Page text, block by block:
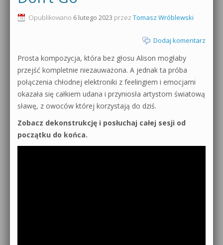
Produkcja muzyczna od podstaw
Sound Forge od podstaw
Dubstep z syntezatorem Massive
Kontakt 5 Kompendium
Pakiety
0dB.pl - informacje
Materiały dla mediów
Archiwum aktualności
Polityka prywatności
Regulamin
Działanie sklepu internetowego
Opublikowano 6 lutego 2023 przez Tomasz Wróblewski
Dodaj komentarz
Prosta kompozycja, która bez głosu Alison mogłaby
przejść kompletnie niezauważona. A jednak ta próba
połączenia chłodnej elektroniki z feelingiem i emocjami
okazała się całkiem udana i przyniosła artystom światową
sławę, z owoców której korzystają do dziś.
Zobacz dekonstrukcję i posłuchaj całej sesji od
początku do końca.